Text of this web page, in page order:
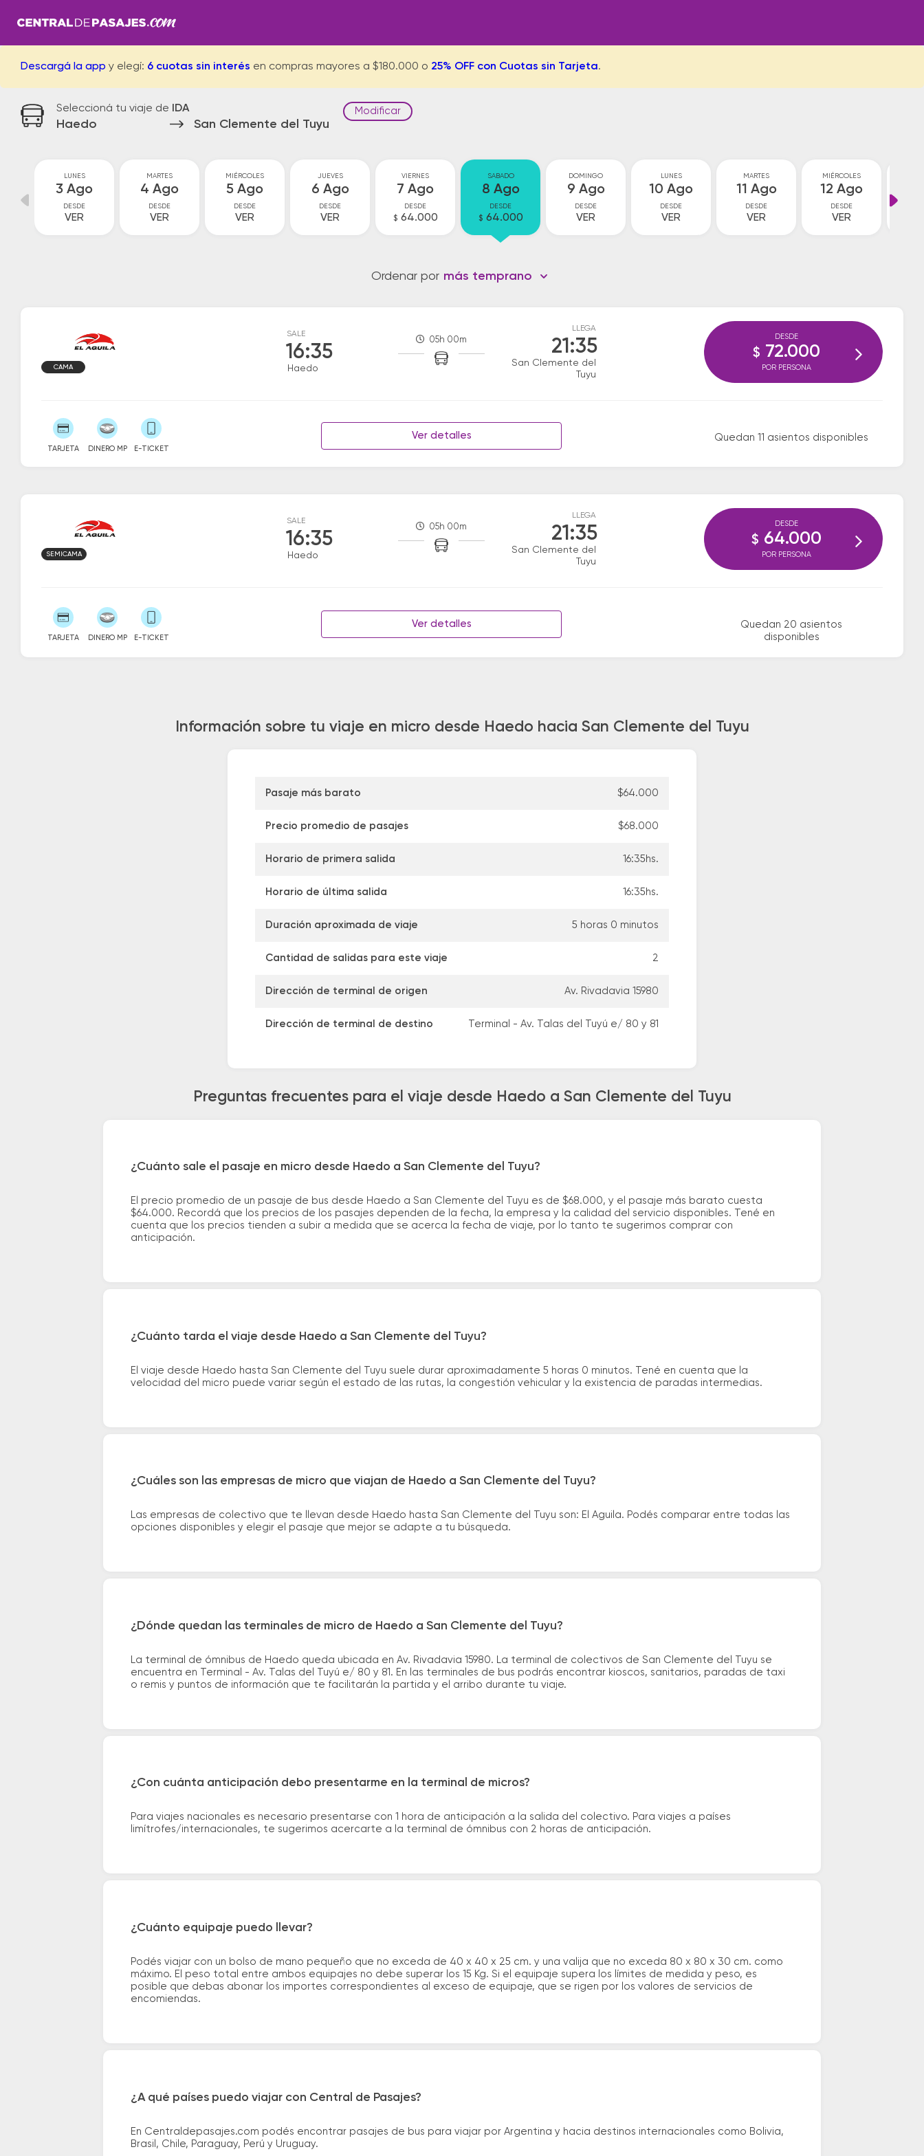
Descargá la app y elegí: 6 cuotas sin interés en compras mayores a $180.000 o 25% OFF con Cuotas sin Tarjeta.
Seleccioná tu viaje de IDA
Haedo San Clemente del Tuyu
Modificar
LUNES
3 Ago
DESDE
VER
MARTES
4 Ago
DESDE
VER
MIÉRCOLES
5 Ago
DESDE
VER
JUEVES
6 Ago
DESDE
VER
VIERNES
7 Ago
DESDE
$ 64.000
SABADO
8 Ago
DESDE
$ 64.000
DOMINGO
9 Ago
DESDE
VER
LUNES
10 Ago
DESDE
VER
MARTES
11 Ago
DESDE
VER
MIÉRCOLES
12 Ago
DESDE
VER
Ordenar por más temprano
SALE
16:35
Haedo
05h 00m
LLEGA
21:35
San Clemente del
Tuyu
CAMA
TARJETA DINERO MP E-TICKET
Ver detalles Quedan 11 asientos disponibles
DESDE
$ 72.000
POR PERSONA
SALE
16:35
Haedo
05h 00m
LLEGA
21:35
San Clemente del
Tuyu
SEMICAMA
TARJETA DINERO MP E-TICKET
Ver detalles
Quedan 20 asientos
disponibles
DESDE
$ 64.000
POR PERSONA
Información sobre tu viaje en micro desde Haedo hacia San Clemente del Tuyu
Pasaje más barato $64.000
Precio promedio de pasajes $68.000
Horario de primera salida 16:35hs.
Horario de última salida 16:35hs.
Duración aproximada de viaje 5 horas 0 minutos
Cantidad de salidas para este viaje 2
Dirección de terminal de origen Av. Rivadavia 15980
Dirección de terminal de destino Terminal - Av. Talas del Tuyú e/ 80 y 81
Preguntas frecuentes para el viaje desde Haedo a San Clemente del Tuyu
¿Cuánto sale el pasaje en micro desde Haedo a San Clemente del Tuyu?
El precio promedio de un pasaje de bus desde Haedo a San Clemente del Tuyu es de $68.000, y el pasaje más barato cuesta
$64.000. Recordá que los precios de los pasajes dependen de la fecha, la empresa y la calidad del servicio disponibles. Tené en
cuenta que los precios tienden a subir a medida que se acerca la fecha de viaje, por lo tanto te sugerimos comprar con
anticipación.
¿Cuánto tarda el viaje desde Haedo a San Clemente del Tuyu?
El viaje desde Haedo hasta San Clemente del Tuyu suele durar aproximadamente 5 horas 0 minutos. Tené en cuenta que la
velocidad del micro puede variar según el estado de las rutas, la congestión vehicular y la existencia de paradas intermedias.
¿Cuáles son las empresas de micro que viajan de Haedo a San Clemente del Tuyu?
Las empresas de colectivo que te llevan desde Haedo hasta San Clemente del Tuyu son: El Aguila. Podés comparar entre todas las
opciones disponibles y elegir el pasaje que mejor se adapte a tu búsqueda.
¿Dónde quedan las terminales de micro de Haedo a San Clemente del Tuyu?
La terminal de ómnibus de Haedo queda ubicada en Av. Rivadavia 15980. La terminal de colectivos de San Clemente del Tuyu se
encuentra en Terminal - Av. Talas del Tuyú e/ 80 y 81. En las terminales de bus podrás encontrar kioscos, sanitarios, paradas de taxi
o remis y puntos de información que te facilitarán la partida y el arribo durante tu viaje.
¿Con cuánta anticipación debo presentarme en la terminal de micros?
Para viajes nacionales es necesario presentarse con 1 hora de anticipación a la salida del colectivo. Para viajes a países
limítrofes/internacionales, te sugerimos acercarte a la terminal de ómnibus con 2 horas de anticipación.
¿Cuánto equipaje puedo llevar?
Podés viajar con un bolso de mano pequeño que no exceda de 40 x 40 x 25 cm. y una valija que no exceda 80 x 80 x 30 cm. como
máximo. El peso total entre ambos equipajes no debe superar los 15 Kg. Si el equipaje supera los límites de medida y peso, es
posible que debas abonar los importes correspondientes al exceso de equipaje, que se rigen por los valores de servicios de
encomiendas.
¿A qué países puedo viajar con Central de Pasajes?
En Centraldepasajes.com podés encontrar pasajes de bus para viajar por Argentina y hacia destinos internacionales como Bolivia,
Brasil, Chile, Paraguay, Perú y Uruguay.